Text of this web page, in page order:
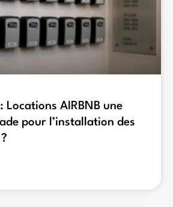
Locations AIRBNB une
pour l’installation des